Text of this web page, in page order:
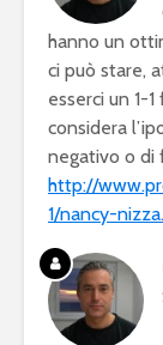
hanno un
ci può stare,
esserci un 1-
considera
negativo o di
http://
1/nancy-